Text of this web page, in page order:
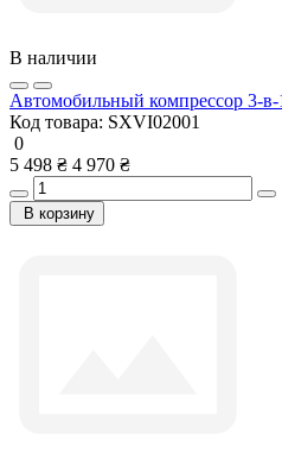
В наличии
Автомобильный компрессор 3-
Код товара: SXVI02001
0
5 498 ₴ 4 970 ₴
В корзину